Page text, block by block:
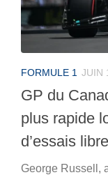
FORMULE 1 JUIN
GP du
plus rapide
d’essais
George Russell,